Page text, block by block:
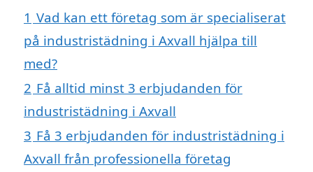
1 Vad kan ett företag som är specialiserat
på industristädning i Axvall hjälpa till
med?
2 Få alltid minst 3 erbjudanden för
industristädning i Axvall
3 Få 3 erbjudanden för industristädning i
Axvall från professionella företag